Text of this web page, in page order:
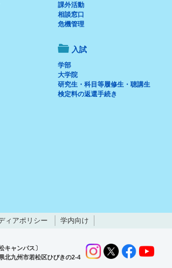
課外活動
相談窓口
危機管理
入試
学部
大学院
研究生・科目等履修生・聴講生
検定料の返還手続き
ィアポリシー 学内向け
キャンパス〕
北九州市若松区ひびきの2-4